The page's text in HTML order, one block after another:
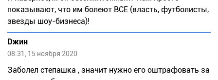
показывают, что им болеют ВСЕ (власть, футболисты,
звезды шоу-бизнеса)!
Dжин
08:31, 15 ноября 2020
Заболел степашка , значит нужно его оштрафовать за